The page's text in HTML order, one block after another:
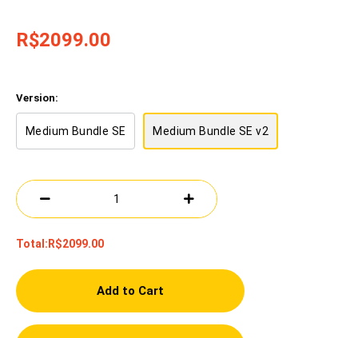
R$2099.00
Version:
Medium Bundle SE Medium Bundle SE v2
Total: R$2099.00
Add to Cart